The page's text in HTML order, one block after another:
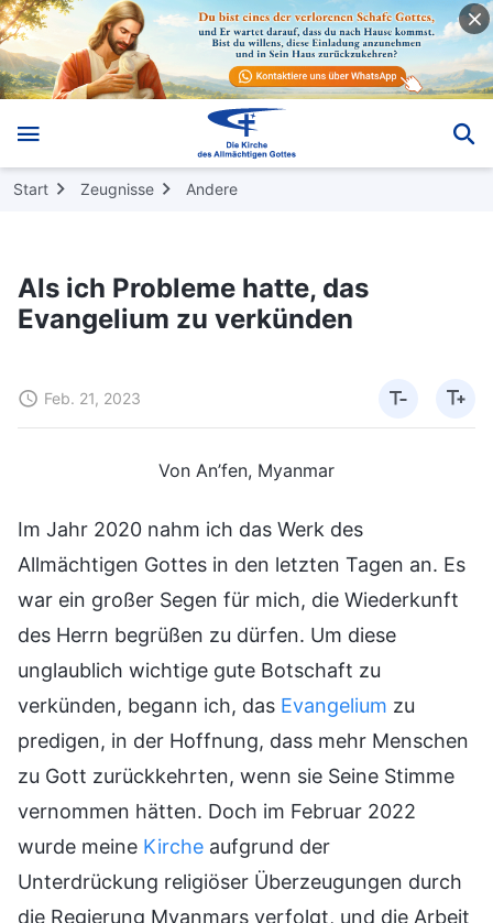
Start Zeugnisse Andere
Als ich Probleme hatte, das
Evangelium zu verkünden
Feb. 21, 2023
Von An’fen, Myanmar
Im Jahr 2020 nahm ich das Werk des
Allmächtigen Gottes in den letzten Tagen an. Es
war ein großer Segen für mich, die Wiederkunft
des Herrn begrüßen zu dürfen. Um diese
unglaublich wichtige gute Botschaft zu
verkünden, begann ich, das Evangelium zu
predigen, in der Hoffnung, dass mehr Menschen
zu Gott zurückkehrten, wenn sie Seine Stimme
vernommen hätten. Doch im Februar 2022
wurde meine Kirche aufgrund der
Unterdrückung religiöser Überzeugungen durch
die Regierung Myanmars verfolgt, und die Arbeit